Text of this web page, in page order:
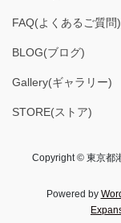
FAQ(よくあるご質問)
BLOG(ブログ)
Gallery(ギャラリー)
STORE(ストア)
Copyright © 東京都
Powered by